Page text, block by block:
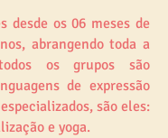
desde os 06 meses de
abrangendo toda a
os grupos são
de expressão
são eles:
e yoga.